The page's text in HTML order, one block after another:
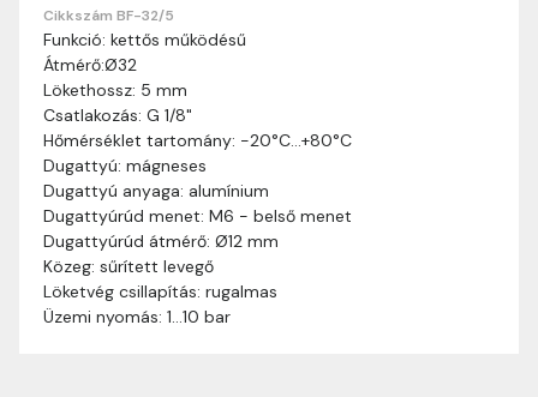
Cikkszám BF-32/5
Funkció: kettős működésű
Átmérő:Ø32
Lökethossz: 5 mm
Csatlakozás: G 1/8"
Hőmérséklet tartomány: -20°C…+80°C
Dugattyú: mágneses
Dugattyú anyaga: alumínium
Dugattyúrúd menet: M6 - belső menet
Dugattyúrúd átmérő: Ø12 mm
Közeg: sűrített levegő
Löketvég csillapítás: rugalmas
Üzemi nyomás: 1…10 bar
Nagyon köszönjük, hogy webshopunkat választottátok
vásárlásaitokhoz. Az alábbiakban megtaláljátok szállítási
információinkat, hogy a vásárlásotok gördülékenyen és
zökkenőmentesen történhessen.
Szállítási idő:Általában a megrendeléseket 2-5
munkanapon belül kézbesítjük. Amennyiben
valamilyen okból kifolyólag a szállítás hosszabb
ideig tart, előre értesítünk benneteket.
Szállítási díj:A szállítási díj függ a termék súlyától
és a szállítási cím távolságától. A pontos szállítási
díjat a vásárlás folyamata során megtekinthetitek,
mielőtt a rendelést véglegesítitek.